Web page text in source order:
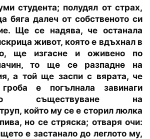
студента; полудял от страх,
бяга далеч от собственото си
Ще се надява, че останала
живот, която е вдъхнал в
ще изгасне и оживено по
то ще се разпадне на
а той ще заспи с вярата, че
е погълнала завинаги
съществуване на
който му се е сторил люлка
но се стряска; отваря очи:
е застанало до леглото му,